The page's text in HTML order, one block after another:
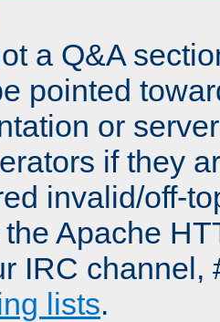
a Q&A
pointed
or
if they
invalid/off-
Apache
IRC channel,
lists.